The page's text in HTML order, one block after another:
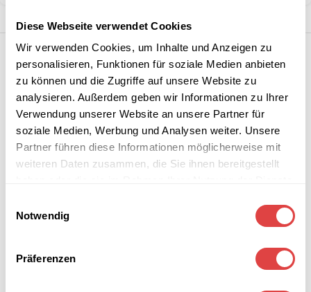
Diese Webseite verwendet Cookies
Wir verwenden Cookies, um Inhalte und Anzeigen zu
personalisieren, Funktionen für soziale Medien anbieten
zu können und die Zugriffe auf unsere Website zu
analysieren. Außerdem geben wir Informationen zu Ihrer
Verwendung unserer Website an unsere Partner für
soziale Medien, Werbung und Analysen weiter. Unsere
Partner führen diese Informationen möglicherweise mit
weiteren Daten zusammen, die Sie ihnen bereitgestellt
Notwendig
Präferenzen